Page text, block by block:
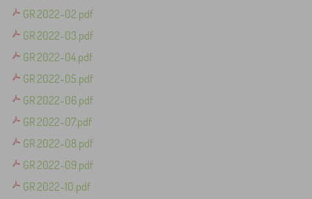
GR 2022-02.pdf
GR 2022-03.pdf
GR 2022-04.pdf
GR 2022-05.pdf
GR 2022-06.pdf
GR 2022-07.pdf
GR 2022-08.pdf
GR 2022-09.pdf
GR 2022-10.pdf